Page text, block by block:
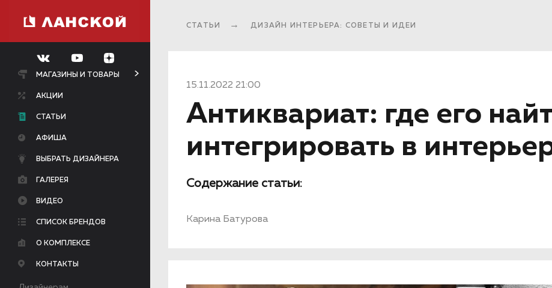
МАГАЗИНЫ И ТОВАРЫ
АКЦИИ
СТАТЬИ
АФИША
ВЫБРАТЬ ДИЗАЙНЕРА
ГАЛЕРЕЯ
ВИДЕО
СПИСОК БРЕНДОВ
О КОМПЛЕКСЕ
КОНТАКТЫ
СТАТЬИ ДИЗАЙН ИНТЕРЬЕРА: СОВЕТЫ И ИДЕИ
15.11.2022 21:00
Антиквариат: где его
интегрировать в
Содержание статьи:
Карина Батурова